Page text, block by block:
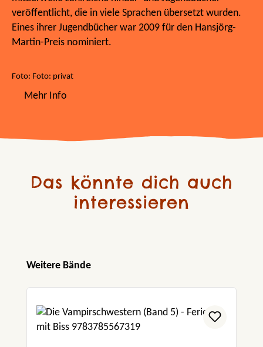
veröffentlicht, die in viele Sprachen übersetzt wurden.
Eines ihrer Jugendbücher war 2009 für den Hansjörg-
Martin-Preis nominiert.
Foto: Foto: privat
Mehr Info
Das könnte dich auch
interessieren
Produktgalerie überspringen
Weitere Bände